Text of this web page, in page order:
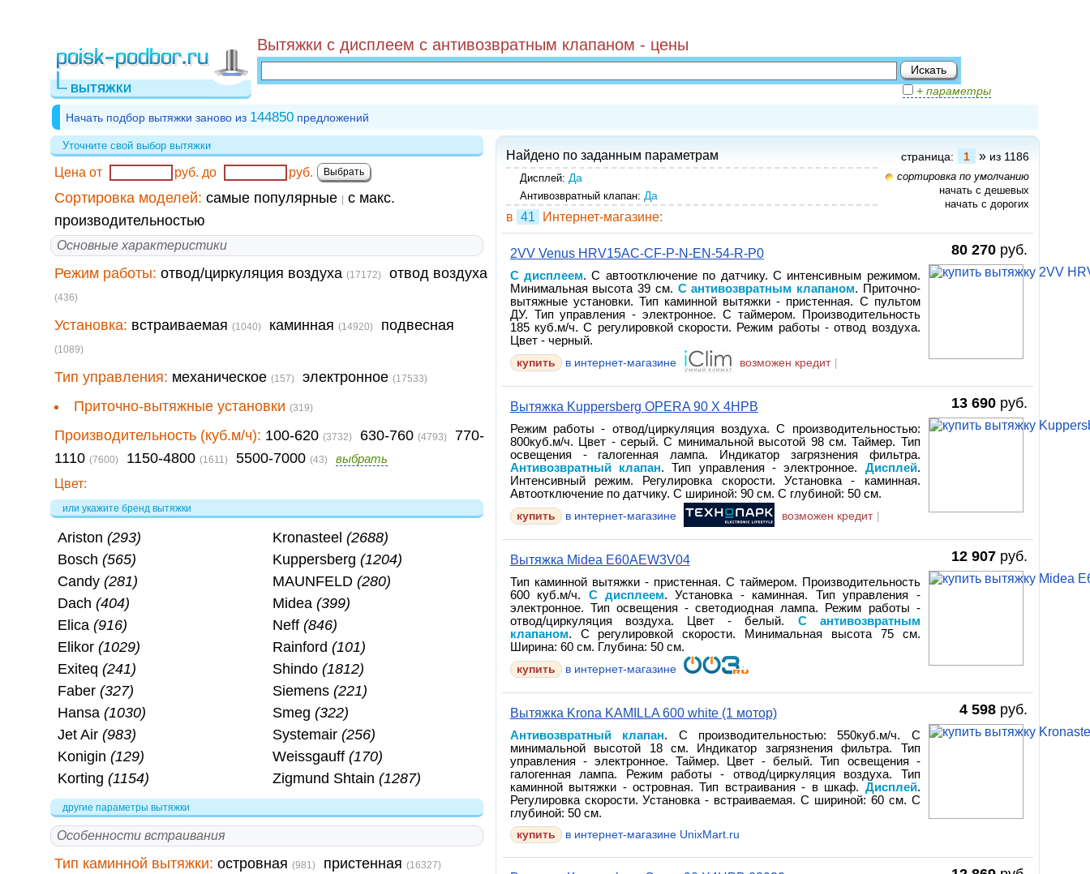
ВЫТЯЖКИ
Вытяжки с дисплеем с антивозвратным клапаном - цены
+ параметры
Начать подбор вытяжки заново из 144850 предложений
Уточните свой выбор вытяжки
Цена от руб. до руб.
Сортировка моделей: самые популярные
с макс.
производительностью
Основные характеристики
Режим работы: отвод/циркуляция воздуха (17172) отвод воздуха
(436)
Установка: встраиваемая (1040) каминная (14920) подвесная
(1089)
Тип управления: механическое (157) электронное (17533)
Приточно-вытяжные установки (319)
Производительность (куб.м/ч): 100-620 (3732) 630-760 (4793)
770-
1110 (7600) 1150-4800 (1611) 5500-7000 (43)
выбрать
Цвет:
или укажите бренд вытяжки
Ariston(293)
Bosch(565)
Candy(281)
Dach(404)
Elica(916)
Elikor(1029)
Exiteq(241)
Faber(327)
Hansa(1030)
Jet Air(983)
Konigin(129)
Korting(1154)
Kronasteel(2688)
Kuppersberg(1204)
MAUNFELD(280)
Midea(399)
Neff(846)
Rainford(101)
Shindo(1812)
Siemens(221)
Smeg(322)
Systemair(256)
Weissgauff(170)
Zigmund Shtain(1287)
другие параметры вытяжки
Особенности встраивания
Тип каминной вытяжки: островная (981) пристенная (16327)
страница: 1 » из 1186
сортировка по умолчанию
начать с дешевых
начать с дорогих
Найдено по заданным параметрам
Дисплей: Да
Антивозвратный клапан: Да
в 41 Интернет-магазине:
80 270руб.
2VV Venus HRV15AC-CF-P-N-EN-54-R-P0
С дисплеем. С автоотключение по датчику. С интенсивным режимом.
Минимальная высота 39 см. С антивозвратным клапаном. Приточно-
вытяжные установки. Тип каминной вытяжки - пристенная. С пультом
ДУ. Тип управления - электронное. С таймером. Производительность
185 куб.м/ч. С регулировкой скорости. Режим работы - отвод воздуха.
Цвет - черный.
купить в интернет-магазине возможен кредит
13 690руб.
Вытяжка Kuppersberg OPERA 90 X 4HPB
Режим работы - отвод/циркуляция воздуха. С производительностью:
800куб.м/ч. Цвет - серый. С минимальной высотой 98 см. Таймер. Тип
освещения - галогенная лампа. Индикатор загрязнения фильтра.
Антивозвратный клапан. Тип управления - электронное. Дисплей.
Интенсивный режим. Регулировка скорости. Установка - каминная.
Автоотключение по датчику. С шириной: 90 см. С глубиной: 50 см.
купить в интернет-магазине возможен кредит
12 907руб.
Вытяжка Midea E60AEW3V04
Тип каминной вытяжки - пристенная. С таймером. Производительность
600 куб.м/ч. С дисплеем. Установка - каминная. Тип управления -
электронное. Тип освещения - светодиодная лампа. Режим работы -
отвод/циркуляция воздуха. Цвет - белый. С антивозвратным
клапаном. С регулировкой скорости. Минимальная высота 75 см.
Ширина: 60 см. Глубина: 50 см.
купить в интернет-магазине
4 598руб.
Вытяжка Krona KAMILLA 600 white (1 мотор)
Антивозвратный клапан. С производительностью: 550куб.м/ч. С
минимальной высотой 18 см. Индикатор загрязнения фильтра. Тип
управления - электронное. Таймер. Цвет - белый. Тип освещения -
галогенная лампа. Режим работы - отвод/циркуляция воздуха. Тип
каминной вытяжки - островная. Тип встраивания - в шкаф. Дисплей.
Регулировка скорости. Установка - встраиваемая. С шириной: 60 см. С
глубиной: 50 см.
в интернет-магазине UnixMart.ru